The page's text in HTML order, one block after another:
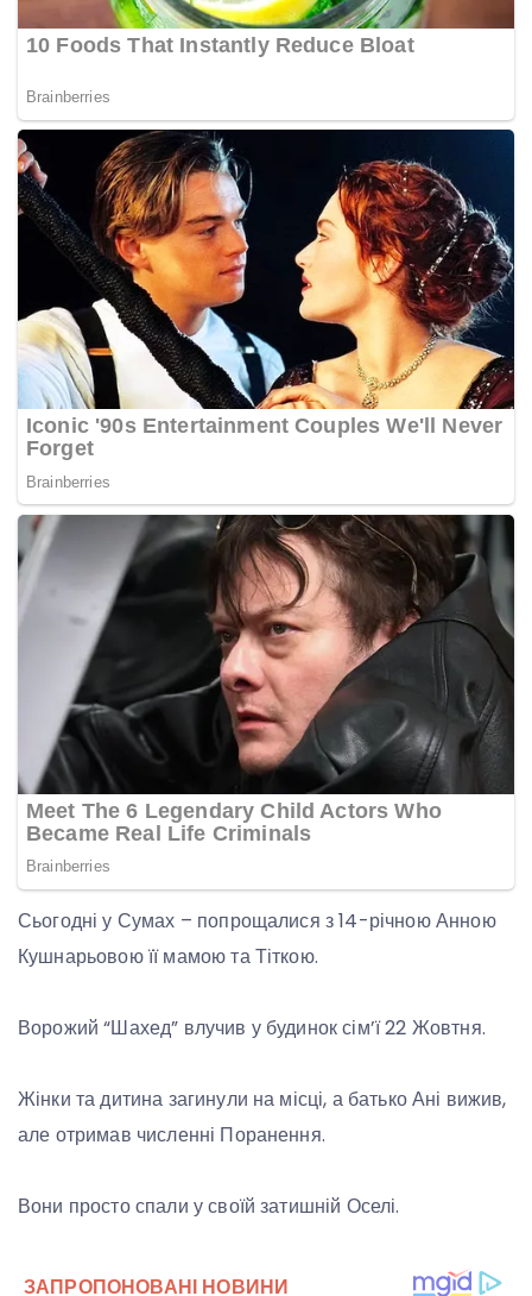
Сьогодні у Сумах – попрощалися з 14-річною Анною
Кушнарьовою її мамою та Тіткою.
Ворожий “Шахед” влучив у будинок сім’ї 22 Жовтня.
Жінки та дитина загинули на місці, а батько Ані вижив,
але отримав численні Поранення.
Вони просто спали у своїй затишній Оселі.